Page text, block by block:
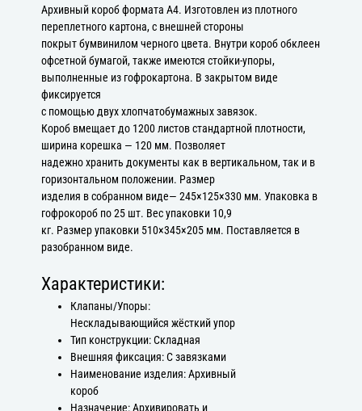
Архивный короб формата А4. Изготовлен из плотного
переплетного картона, с внешней стороны
покрыт бумвинилом черного цвета. Внутри короб обклеен
офсетной бумагой, также имеются стойки-упоры,
выполненные из гофрокартона. В закрытом виде
фиксируется
с помощью двух хлопчатобумажных завязок.
Короб вмещает до 1200 листов стандартной плотности,
ширина корешка — 120 мм. Позволяет
надежно хранить документы как в вертикальном, так и в
горизонтальном положении. Размер
изделия в собранном виде— 245×125×330 мм. Упаковка в
гофрокороб по 25 шт. Вес упаковки 10,9
кг. Размер упаковки 510×345×205 мм. Поставляется в
разобранном виде.
Характеристики:
Клапаны/Упоры:
Нескладывающийся жёсткий упор
Тип конструкции: Складная
Внешняя фиксация: С завязками
Наименование изделия: Архивный
короб
Назначение: Архивировать и